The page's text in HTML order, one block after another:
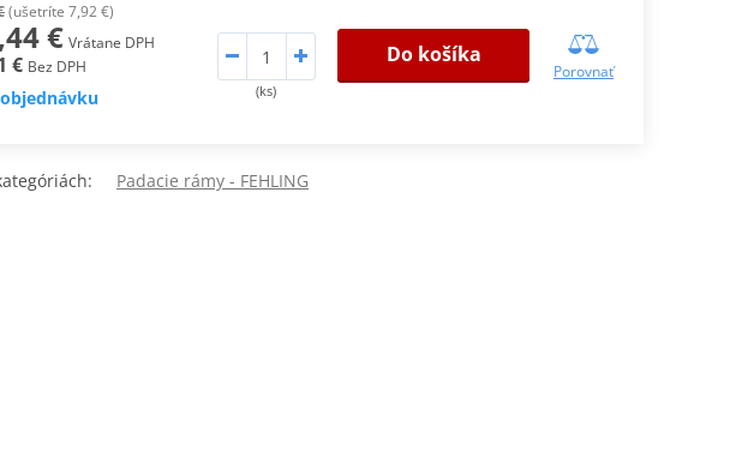
(ušetríte 7,92 €)
€ Vrátane DPH
€ Bez DPH
(ks)
Do košíka
Porovnať
Padacie rámy - FEHLING